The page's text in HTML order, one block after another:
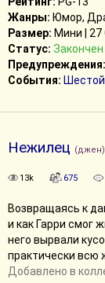
Жанры: Юмор,
Размер: Мини | 27
Статус: Закончен
Предупреждения:
События: Шестой
Нежилец (джен)
13k 675
Возвращаясь к
и как Гарри смог
него вырвали
практически всю
Добавлено в